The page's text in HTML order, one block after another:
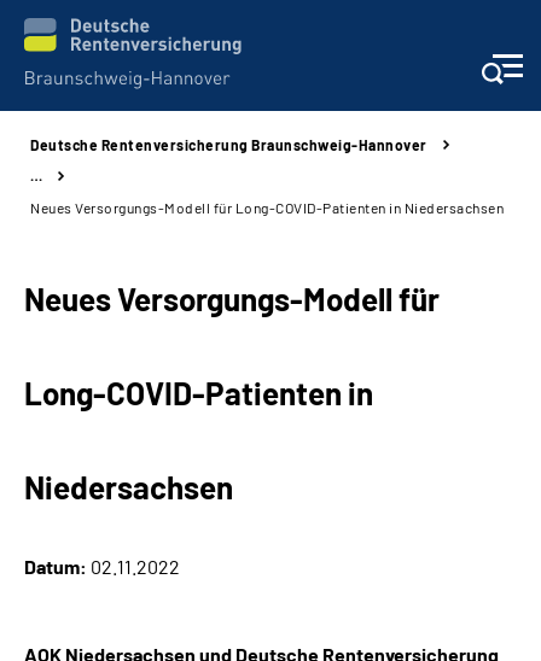
Unsere Kliniken
Über uns
Online-Services
Deutsche Rentenversicherung Braunschweig-Hannover
…
Neues Versorgungs-Modell für Long-COVID-Patienten in Niedersachsen
Neues Versorgungs-Modell für
Long-COVID-Patienten in
Niedersachsen
Datum: 02.11.2022
AOK Niedersachsen und Deutsche Rentenversicherung